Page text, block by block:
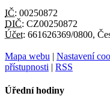
IČ: 00250872
DIČ: CZ00250872
Účet: 661626369/0800,
Mapa webu | Nastavení
přístupnosti | RSS
Úřední hodiny